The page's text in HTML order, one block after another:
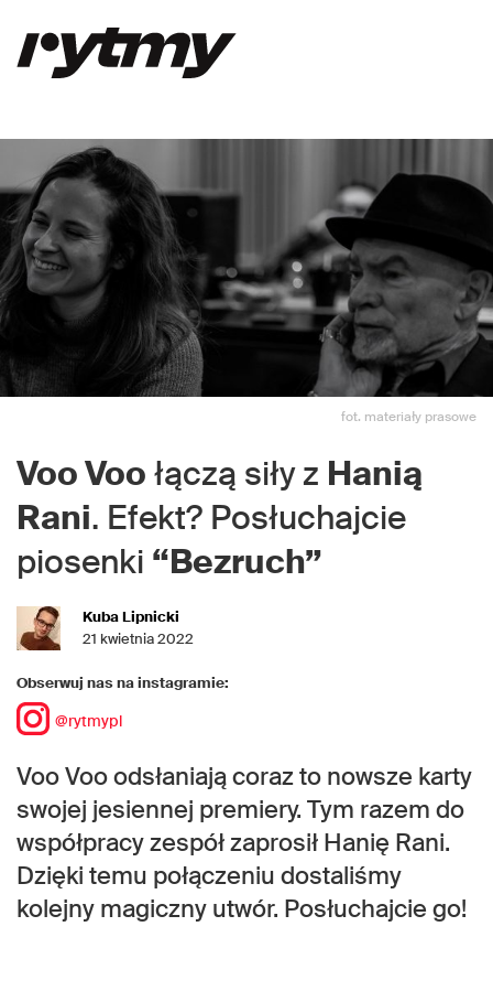
fot. materiały prasowe
Voo Voo łączą siły z Hanią
Rani. Efekt? Posłuchajcie
piosenki “Bezruch”
Kuba Lipnicki
21 kwietnia 2022
Obserwuj nas na instagramie:
@rytmypl
Voo Voo odsłaniają coraz to nowsze karty
swojej jesiennej premiery. Tym razem do
współpracy zespół zaprosił Hanię Rani.
Dzięki temu połączeniu dostaliśmy
kolejny magiczny utwór. Posłuchajcie go!